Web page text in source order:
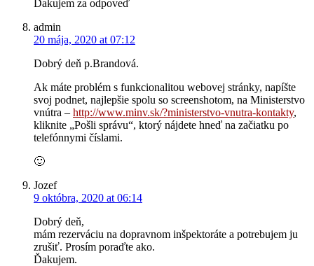
Ďakujem za odpoveď
admin
20 mája, 2020 at 07:12
Dobrý deň p.Brandová.
Ak máte problém s funkcionalitou webovej stránky, napíšte
svoj podnet, najlepšie spolu so screenshotom, na Ministerstvo
vnútra – http://www.minv.sk/?ministerstvo-vnutra-kontakty,
kliknite „Pošli správu“, ktorý nájdete hneď na začiatku po
telefónnymi číslami.
🙂
Jozef
9 októbra, 2020 at 06:14
Dobrý deň,
mám rezerváciu na dopravnom inšpektoráte a potrebujem ju
zrušiť. Prosím poraďte ako.
Ďakujem.